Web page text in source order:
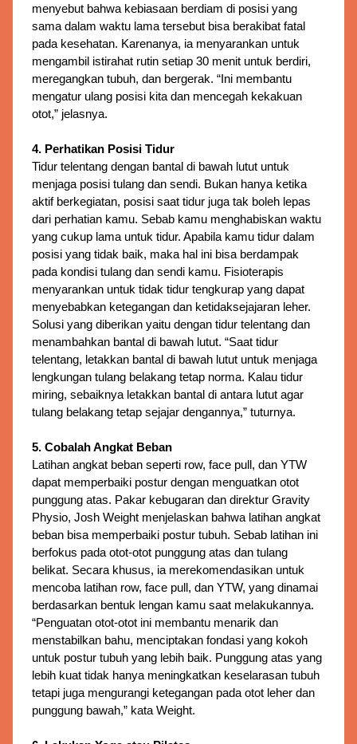
menyebut bahwa kebiasaan berdiam di posisi yang
sama dalam waktu lama tersebut bisa berakibat fatal
pada kesehatan. Karenanya, ia menyarankan untuk
mengambil istirahat rutin setiap 30 menit untuk berdiri,
meregangkan tubuh, dan bergerak. “Ini membantu
mengatur ulang posisi kita dan mencegah kekakuan
otot,” jelasnya.
4. Perhatikan Posisi Tidur
Tidur telentang dengan bantal di bawah lutut untuk
menjaga posisi tulang dan sendi. Bukan hanya ketika
aktif berkegiatan, posisi saat tidur juga tak boleh lepas
dari perhatian kamu. Sebab kamu menghabiskan waktu
yang cukup lama untuk tidur. Apabila kamu tidur dalam
posisi yang tidak baik, maka hal ini bisa berdampak
pada kondisi tulang dan sendi kamu. Fisioterapis
menyarankan untuk tidak tidur tengkurap yang dapat
menyebabkan ketegangan dan ketidaksejajaran leher.
Solusi yang diberikan yaitu dengan tidur telentang dan
menambahkan bantal di bawah lutut. “Saat tidur
telentang, letakkan bantal di bawah lutut untuk menjaga
lengkungan tulang belakang tetap norma. Kalau tidur
miring, sebaiknya letakkan bantal di antara lutut agar
tulang belakang tetap sejajar dengannya,” tuturnya.
5. Cobalah Angkat Beban
Latihan angkat beban seperti row, face pull, dan YTW
dapat memperbaiki postur dengan menguatkan otot
punggung atas. Pakar kebugaran dan direktur Gravity
Physio, Josh Weight menjelaskan bahwa latihan angkat
beban bisa memperbaiki postur tubuh. Sebab latihan ini
berfokus pada otot-otot punggung atas dan tulang
belikat. Secara khusus, ia merekomendasikan untuk
mencoba latihan row, face pull, dan YTW, yang dinamai
berdasarkan bentuk lengan kamu saat melakukannya.
“Penguatan otot-otot ini membantu menarik dan
menstabilkan bahu, menciptakan fondasi yang kokoh
untuk postur tubuh yang lebih baik. Punggung atas yang
lebih kuat tidak hanya meningkatkan keselarasan tubuh
tetapi juga mengurangi ketegangan pada otot leher dan
punggung bawah,” kata Weight.